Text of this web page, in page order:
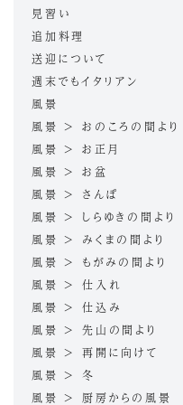
見習い
追加料理
送迎について
週末でもイタリアン
風景
風景 > おのころの間より
風景 > お正月
風景 > お盆
風景 > さんぽ
風景 > しらゆきの間より
風景 > みくまの間より
風景 > もがみの間より
風景 > 仕入れ
風景 > 仕込み
風景 > 先山の間より
風景 > 再開に向けて
風景 > 冬
風景 > 厨房からの風景